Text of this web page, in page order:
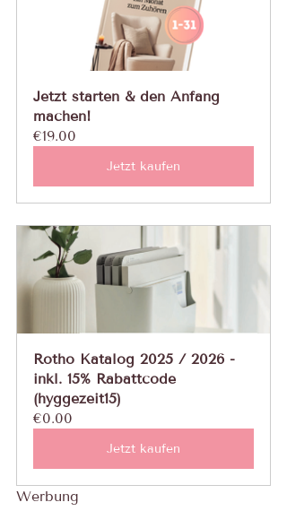
Jetzt starten & den Anfang
machen!
€19.00
Jetzt kaufen
Rotho Katalog 2025 / 2026 -
inkl. 15% Rabattcode
(hyggezeit15)
€0.00
Jetzt kaufen
Werbung